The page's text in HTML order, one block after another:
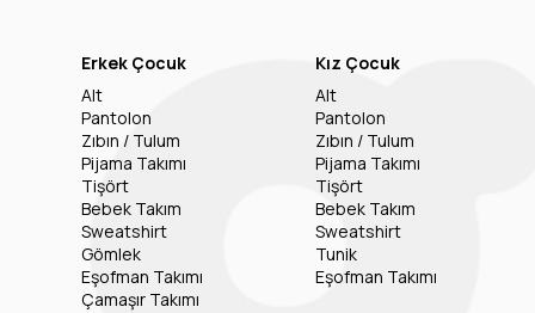
Erkek Çocuk
Alt
Pantolon
Zıbın / Tulum
Pijama Takımı
Tişört
Bebek Takım
Sweatshirt
Gömlek
Eşofman Takımı
Çamaşır Takımı
Kız Çocuk
Alt
Pantolon
Zıbın / Tulum
Pijama Takımı
Tişört
Bebek Takım
Sweatshirt
Tunik
Eşofman Takımı